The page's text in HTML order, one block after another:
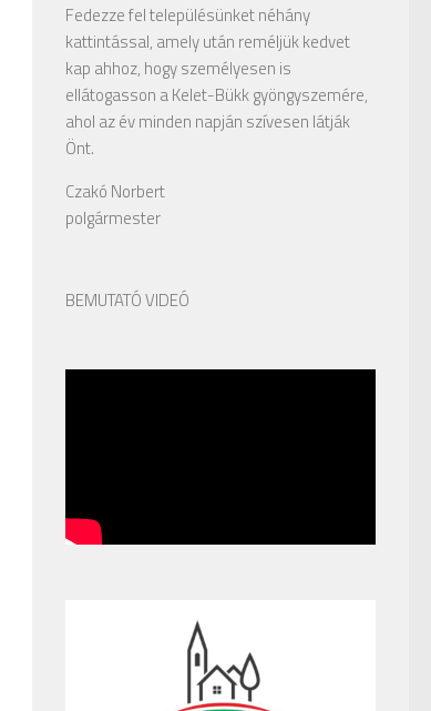
Fedezze fel településünket néhány
kattintással, amely után reméljük kedvet
kap ahhoz, hogy személyesen is
ellátogasson a Kelet-Bükk gyöngyszemére,
ahol az év minden napján szívesen látják
Önt.
Czakó Norbert
polgármester
BEMUTATÓ VIDEÓ